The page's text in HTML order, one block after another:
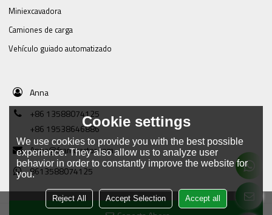
Miniexcavadora
Camiones de carga
Vehículo guiado automatizado
Anna
+86 13588074125
+86 19538646886
Anna@framtractor.com
8613588074125
Cookie settings
We use cookies to provide you with the best possible
experience. They also allow us to analyze user
behavior in order to constantly improve the website for
you.
Reject All Accept Selection Accept all